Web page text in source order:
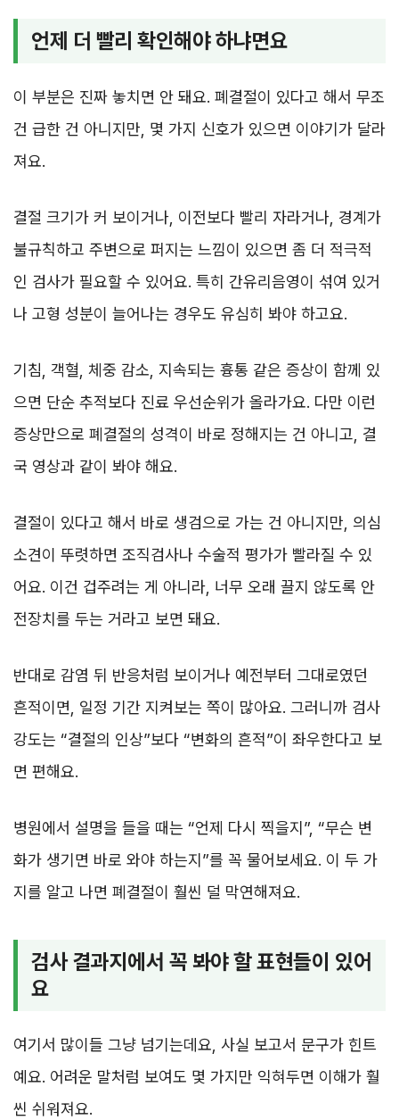
언제 더 빨리 확인해야 하냐면요
이 부분은 진짜 놓치면 안 돼요. 폐결절이 있다고 해서 무조
건 급한 건 아니지만, 몇 가지 신호가 있으면 이야기가 달라
져요.
결절 크기가 커 보이거나, 이전보다 빨리 자라거나, 경계가
불규칙하고 주변으로 퍼지는 느낌이 있으면 좀 더 적극적
인 검사가 필요할 수 있어요. 특히 간유리음영이 섞여 있거
나 고형 성분이 늘어나는 경우도 유심히 봐야 하고요.
기침, 객혈, 체중 감소, 지속되는 흉통 같은 증상이 함께 있
으면 단순 추적보다 진료 우선순위가 올라가요. 다만 이런
증상만으로 폐결절의 성격이 바로 정해지는 건 아니고, 결
국 영상과 같이 봐야 해요.
결절이 있다고 해서 바로 생검으로 가는 건 아니지만, 의심
소견이 뚜렷하면 조직검사나 수술적 평가가 빨라질 수 있
어요. 이건 겁주려는 게 아니라, 너무 오래 끌지 않도록 안
전장치를 두는 거라고 보면 돼요.
반대로 감염 뒤 반응처럼 보이거나 예전부터 그대로였던
흔적이면, 일정 기간 지켜보는 쪽이 많아요. 그러니까 검사
강도는 “결절의 인상”보다 “변화의 흔적”이 좌우한다고 보
면 편해요.
병원에서 설명을 들을 때는 “언제 다시 찍을지”, “무슨 변
화가 생기면 바로 와야 하는지”를 꼭 물어보세요. 이 두 가
지를 알고 나면 폐결절이 훨씬 덜 막연해져요.
검사 결과지에서 꼭 봐야 할 표현들이 있어
요
여기서 많이들 그냥 넘기는데요, 사실 보고서 문구가 힌트
예요. 어려운 말처럼 보여도 몇 가지만 익혀두면 이해가 훨
씬 쉬워져요.